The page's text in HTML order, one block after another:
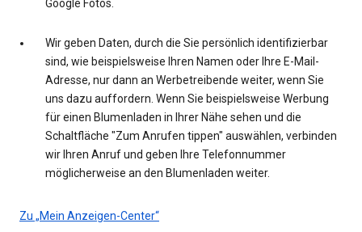
Google Fotos.
Wir geben Daten, durch die Sie persönlich identifizierbar
sind, wie beispielsweise Ihren Namen oder Ihre E-Mail-
Adresse, nur dann an Werbetreibende weiter, wenn Sie
uns dazu auffordern. Wenn Sie beispielsweise Werbung
für einen Blumenladen in Ihrer Nähe sehen und die
Schaltfläche "Zum Anrufen tippen" auswählen, verbinden
wir Ihren Anruf und geben Ihre Telefonnummer
möglicherweise an den Blumenladen weiter.
Zu „Mein Anzeigen-Center“